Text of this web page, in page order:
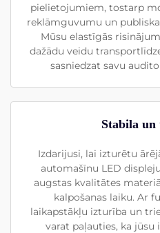
pielietojumiem, tostarp
reklāmguvumu un
Mūsu elastīgās
dažādu veidu
sasniedzat savu
Stabila un
Izdarijusi, lai izturētu
automašīnu LED
augstas kvalitātes
kalpošanas laiku. Ar
laikapstākļu izturība un
varat paļauties, ka